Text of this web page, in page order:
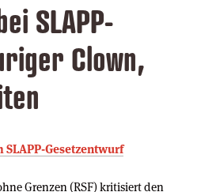
SLAPP-
Clown,
SLAPP-Gesetzentwurf
Grenzen (RSF) kritisiert den